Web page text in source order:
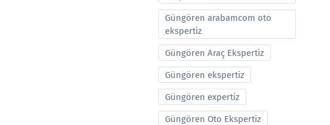
Güngören arabamcom oto
ekspertiz
Güngören Araç Ekspertiz
Güngören ekspertiz
Güngören expertiz
Güngören Oto Ekspertiz